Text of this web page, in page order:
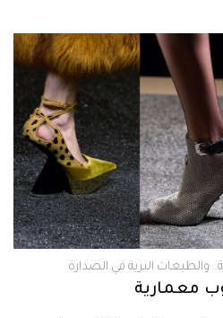
والطبعات البرية في الصدارة
معمارية